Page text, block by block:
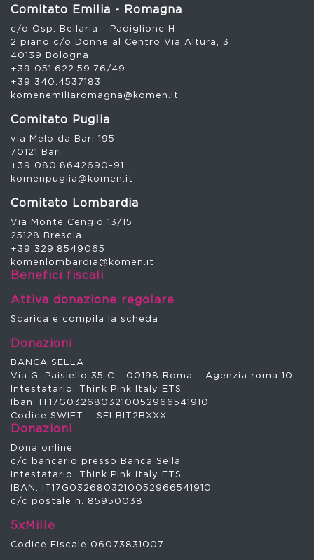
Comitato Emilia - Romagna
c/o Osp. Bellaria - Padiglione H
2 piano c/o Donne al Centro Via Altura, 3
40139 Bologna
+39 051.622.59.76/49
+39 340.4537183
komenemiliaromagna@komen.it
Comitato Puglia
via Melo da Bari 195
70121 Bari
+39 080.8642690-91
komenpuglia@komen.it
Comitato Lombardia
Via Monte Cengio 13/15
25128 Brescia
+39 329.8549065
komenlombardia@komen.it
Benefici fiscali
Attiva donazione regolare
Scarica e compila la scheda
Donazioni
BANCA SELLA
Via G. Paisiello 35 C - 00198 Roma – Agenzia roma 10
Intestatario: Think Pink Italy ETS
Iban: IT17G0326803210052966541910
Codice SWIFT = SELBIT2BXXX
Donazioni
Dona online
c/c bancario presso Banca Sella
Intestatario: Think Pink Italy ETS
IBAN: IT17G0326803210052966541910
c/c postale n. 85950038
5xMille
Codice Fiscale 06073831007